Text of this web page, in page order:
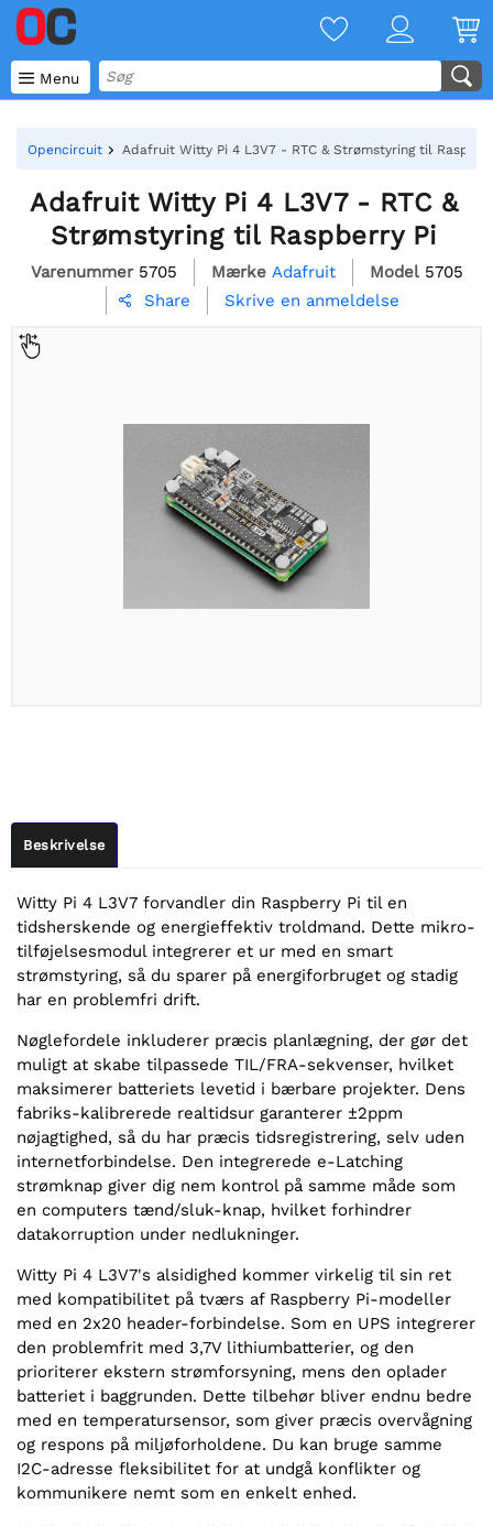
 Menu
Opencircuit Adafruit Witty Pi 4 L3V7 - RTC & Strømstyring til
Adafruit Witty Pi 4 L3V7 - RTC &
Strømstyring til Raspberry Pi
Varenummer 5705 Mærke Adafruit Model 5705
 Share Skrive en anmeldelse
Beskrivelse
Witty Pi 4 L3V7 forvandler din Raspberry Pi til en
tidsherskende og energieffektiv troldmand. Dette mikro-
tilføjelsesmodul integrerer et ur med en smart
strømstyring, så du sparer på energiforbruget og stadig
har en problemfri drift.
Nøglefordele inkluderer præcis planlægning, der gør det
muligt at skabe tilpassede TIL/FRA-sekvenser, hvilket
maksimerer batteriets levetid i bærbare projekter. Dens
fabriks-kalibrerede realtidsur garanterer ±2ppm
nøjagtighed, så du har præcis tidsregistrering, selv uden
internetforbindelse. Den integrerede e-Latching
strømknap giver dig nem kontrol på samme måde som
en computers tænd/sluk-knap, hvilket forhindrer
datakorruption under nedlukninger.
Witty Pi 4 L3V7's alsidighed kommer virkelig til sin ret
med kompatibilitet på tværs af Raspberry Pi-modeller
med en 2x20 header-forbindelse. Som en UPS integrerer
den problemfrit med 3,7V lithiumbatterier, og den
prioriterer ekstern strømforsyning, mens den oplader
batteriet i baggrunden. Dette tilbehør bliver endnu bedre
med en temperatursensor, som giver præcis overvågning
og respons på miljøforholdene. Du kan bruge samme
I2C-adresse fleksibilitet for at undgå konflikter og
kommunikere nemt som en enkelt enhed.